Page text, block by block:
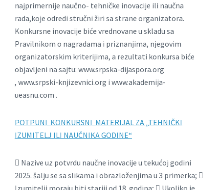
najprimernije naučno- tehničke inovacije ili naučna
rada,koje odredi stručni žiri sa strane organizatora.
Konkursne inovacije biće vrednovane u skladu sa
Pravilnikom o nagradama i priznanjima, njegovim
organizatorskim kriterijima, a rezultati konkursa biće
objavljeni na sajtu: www.srpska-dijaspora.org
, www.srpski-knjizevnici.org i www.akademija-
ueasnu.com .
POTPUNI KONKURSNI MATERIJAL ZA „TEHNIČKI
IZUMITELJ ILI NAUČNIKA GODINE“
 Nazive uz potvrdu naučne inovacije u tekućoj godini
2025. šalju se sa slikama i obrazloženjima u 3 primerka; 